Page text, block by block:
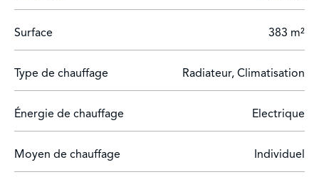
Surface 383 m²
Type de chauffage Radiateur, Climatisation
Énergie de chauffage Electrique
Moyen de chauffage Individuel